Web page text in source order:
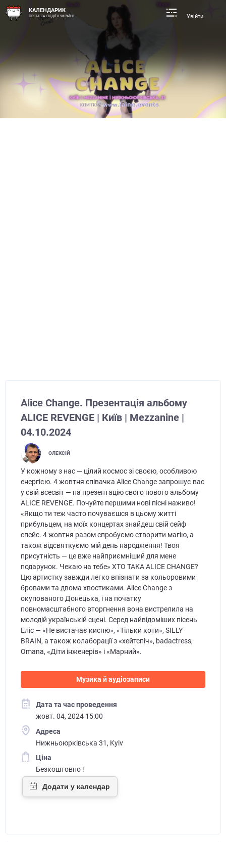
КАЛЕНДАРИК
СВЯТА ТА ПОДІЇ В УКРАЇНІ Увійти
Alice Change. Презентація альбому
ALICE REVENGE | Київ | Mezzanine |
04.10.2024
ОЛЕКСІЙ
У кожному з нас — цілий космос зі своєю, особливою
енергією. 4 жовтня співачка Alice Change запрошує вас
у свій всесвіт — на презентацію свого нового альбому
ALICE REVENGE. Почуйте першими нові пісні наживо!
«Якщо ти теж часто почуваєшся в цьому житті
прибульцем, на моїх концертах знайдеш свій сейф
спейс. 4 жовтня разом спробуємо створити магію, а
також відсвяткуємо мій день народження! Твоя
присутність — це вже найприємніший для мене
подарунок. Чекаю на тебе» ХТО ТАКА ALICE CHANGE?
Цю артистку завжди легко впізнати за кольоровими
бровами та двома хвостиками. Alice Change з
окупованого Донецька, і на початку
повномасштабного вторгнення вона вистрелила на
молодій українській сцені. Серед найвідоміших пісень
Еліс — «Не вистачає кисню», «Тільки коти», SILLY
BRAIN, а також колаборації з «хейтспіч», badactress,
Omana, «Діти інженерів» і «Марний».
Музика й аудіозаписи
Дата та час проведення
жовт. 04, 2024 15:00
Адреса
Нижньоюрківська 31, Kyiv
Ціна
Безкоштовно !